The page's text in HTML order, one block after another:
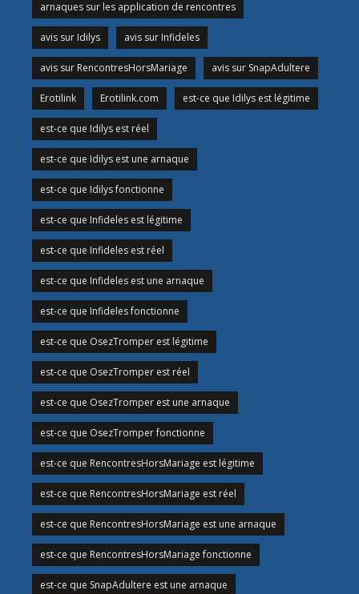
arnaques sur les application de rencontres
avis sur Idilys avis sur Infideles
avis sur RencontresHorsMariage avis sur SnapAdultere
Erotilink Erotilink.com est-ce que Idilys est légitime
est-ce que Idilys est réel
est-ce que Idilys est une arnaque
est-ce que Idilys fonctionne
est-ce que Infideles est légitime
est-ce que Infideles est réel
est-ce que Infideles est une arnaque
est-ce que Infideles fonctionne
est-ce que OsezTromper est légitime
est-ce que OsezTromper est réel
est-ce que OsezTromper est une arnaque
est-ce que OsezTromper fonctionne
est-ce que RencontresHorsMariage est légitime
est-ce que RencontresHorsMariage est réel
est-ce que RencontresHorsMariage est une arnaque
est-ce que RencontresHorsMariage fonctionne
est-ce que SnapAdultere est une arnaque